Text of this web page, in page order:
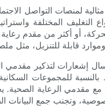
لمنصات التواصل
المختلفة
أو أكثر من مقدم رعاية
إشعارات لتذكير مقدمي
للمجموعات
مقدمي الرعاية الصحية.